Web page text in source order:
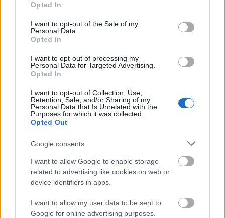
use your data for below specified purposes in below Google
consent section.
Opted In
I want to opt-out of the Sale of my
Personal Data.
Opted In
I want to opt-out of processing my
Personal Data for Targeted Advertising.
Opted In
I want to opt-out of Collection, Use,
Retention, Sale, and/or Sharing of my
Personal Data that Is Unrelated with the
Purposes for which it was collected.
Opted Out
Google consents
I want to allow Google to enable storage
related to advertising like cookies on web or
device identifiers in apps.
I want to allow my user data to be sent to
Google for online advertising purposes.